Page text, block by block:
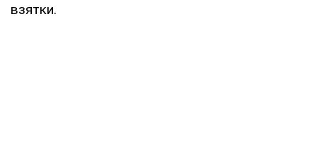
взятки.